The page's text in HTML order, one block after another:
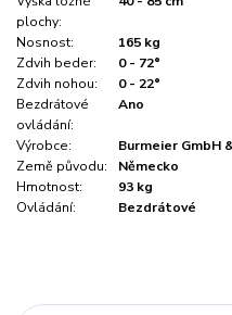
plochy:
Nosnost:
165 kg
Zdvih beder:
0 - 72°
Zdvih nohou:
0 - 22°
Bezdrátové
ovládání:
Ano
Výrobce:
Burmeier GmbH
Země původu:
Německo
Hmotnost:
93 kg
Ovládání:
Bezdrátové